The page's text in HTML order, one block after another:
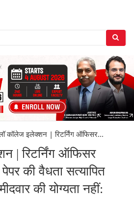
कॉलेज इलेक्शन | रिटर्निंग ऑफिसर...
| रिटर्निंग ऑफिसर
की वैधता सत्यापित
की योग्यता नहीं: